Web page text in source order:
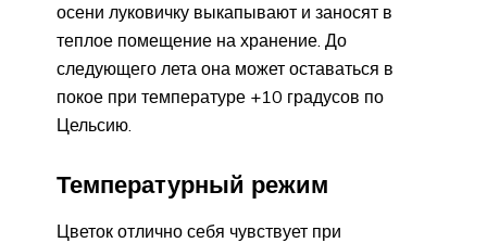
осени луковичку выкапывают и заносят в
теплое помещение на хранение. До
следующего лета она может оставаться в
покое при температуре +10 градусов по
Цельсию.
Температурный режим
Цветок отлично себя чувствует при